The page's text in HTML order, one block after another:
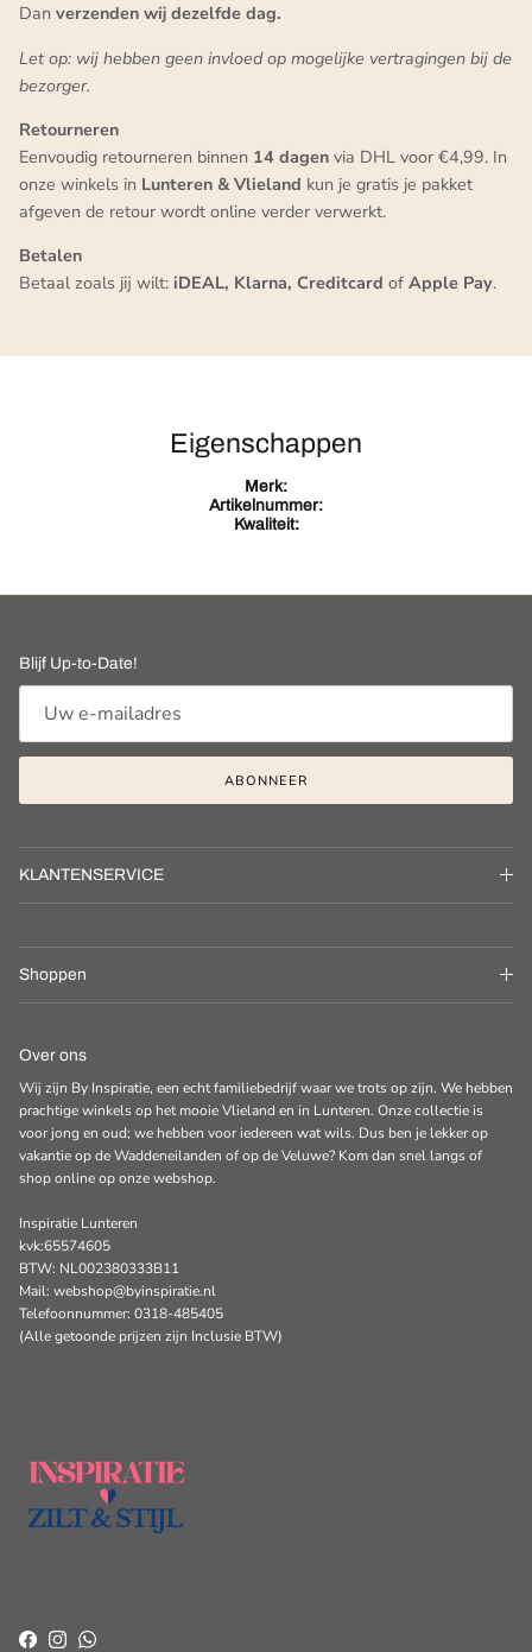
Dan verzenden wij dezelfde dag.
Let op: wij hebben geen invloed op mogelijke vertragingen bij de
bezorger.
Retourneren
Eenvoudig retourneren binnen 14 dagen via DHL voor €4,99. In
onze winkels in Lunteren & Vlieland kun je gratis je pakket
afgeven de retour wordt online verder verwerkt.
Betalen
Betaal zoals jij wilt: iDEAL, Klarna, Creditcard of Apple Pay.
Eigenschappen
Merk:
Artikelnummer:
Kwaliteit:
Blijf Up-to-Date!
ABONNEER
KLANTENSERVICE
Shoppen
Over ons
Wij zijn By Inspiratie, een echt familiebedrijf waar we trots op zijn. We hebben
prachtige winkels op het mooie Vlieland en in Lunteren. Onze collectie is
voor jong en oud; we hebben voor iedereen wat wils. Dus ben je lekker op
vakantie op de Waddeneilanden of op de Veluwe? Kom dan snel langs of
shop online op onze webshop.
Inspiratie Lunteren
kvk:65574605
BTW: NL002380333B11
Mail: webshop@byinspiratie.nl
Telefoonnummer: 0318-485405
(Alle getoonde prijzen zijn Inclusie BTW)
Facebook
InstagramWhatsApp